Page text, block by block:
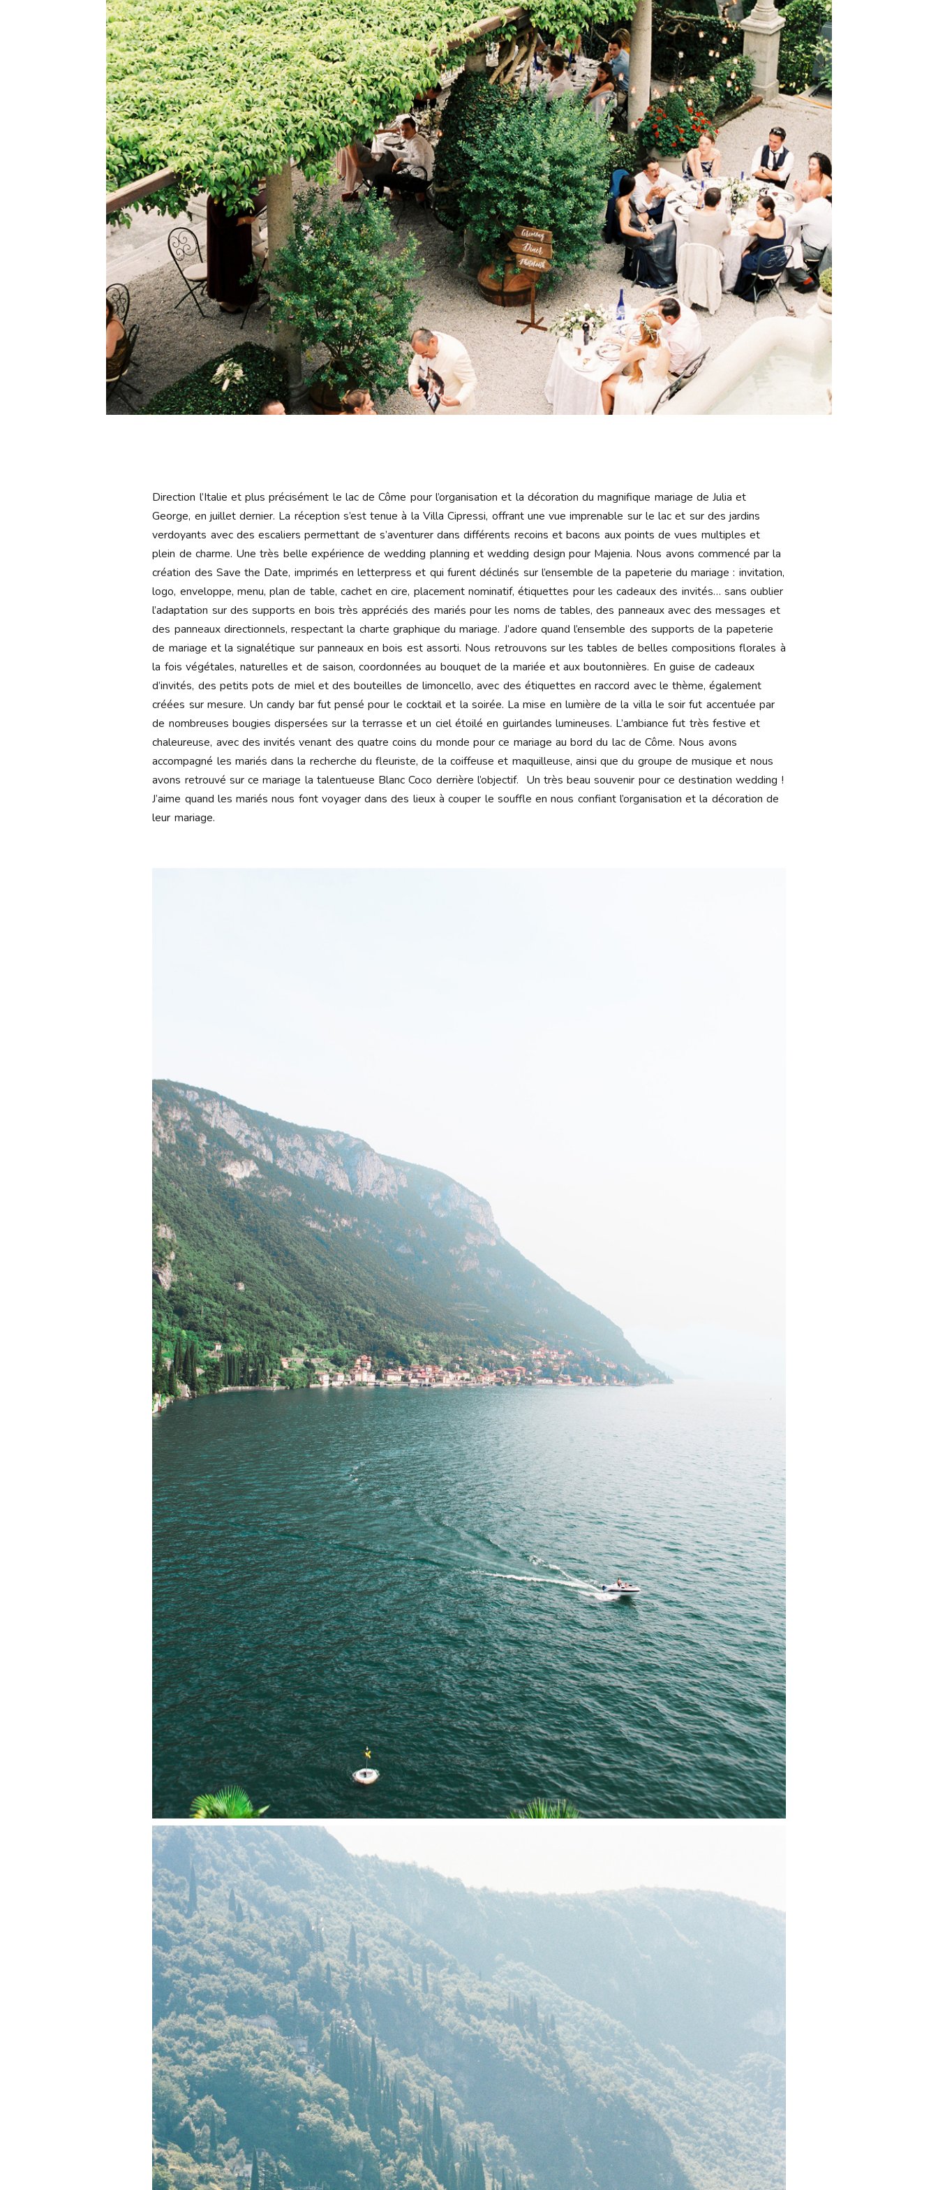
Direction l’Italie et plus précisément le lac de Côme pour l’organisation et la décoration du magnifique mariage de Julia et
George, en juillet dernier. La réception s’est tenue à la Villa Cipressi, offrant une vue imprenable sur le lac et sur des jardins
verdoyants avec des escaliers permettant de s’aventurer dans différents recoins et bacons aux points de vues multiples et
plein de charme. Une très belle expérience de wedding planning et wedding design pour Majenia. Nous avons commencé par la
création des Save the Date, imprimés en letterpress et qui furent déclinés sur l’ensemble de la papeterie du mariage : invitation,
logo, enveloppe, menu, plan de table, cachet en cire, placement nominatif, étiquettes pour les cadeaux des invités… sans oublier
l’adaptation sur des supports en bois très appréciés des mariés pour les noms de tables, des panneaux avec des messages et
des panneaux directionnels, respectant la charte graphique du mariage. J’adore quand l’ensemble des supports de la papeterie
de mariage et la signalétique sur panneaux en bois est assorti. Nous retrouvons sur les tables de belles compositions florales à
la fois végétales, naturelles et de saison, coordonnées au bouquet de la mariée et aux boutonnières. En guise de cadeaux
d’invités, des petits pots de miel et des bouteilles de limoncello, avec des étiquettes en raccord avec le thème, également
créées sur mesure. Un candy bar fut pensé pour le cocktail et la soirée. La mise en lumière de la villa le soir fut accentuée par
de nombreuses bougies dispersées sur la terrasse et un ciel étoilé en guirlandes lumineuses. L’ambiance fut très festive et
chaleureuse, avec des invités venant des quatre coins du monde pour ce mariage au bord du lac de Côme. Nous avons
accompagné les mariés dans la recherche du fleuriste, de la coiffeuse et maquilleuse, ainsi que du groupe de musique et nous
avons retrouvé sur ce mariage la talentueuse Blanc Coco derrière l’objectif. Un très beau souvenir pour ce destination wedding !
J’aime quand les mariés nous font voyager dans des lieux à couper le souffle en nous confiant l’organisation et la décoration de
leur mariage.
interdum. Etiam porta sem malesuada magna
mollis euismod.
Contact
FOLLOW ME